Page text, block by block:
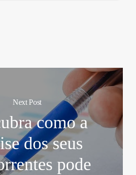
Next Post
como a
dos seus
pode